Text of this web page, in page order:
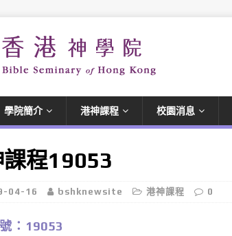
學院簡介 港神課程 校園消息
程19053
04-16 bshknewsite 港神課程 0
：19053